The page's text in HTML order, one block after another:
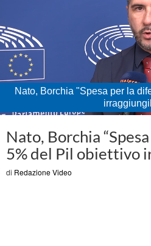
Nato, Borchia "Spesa per la
Unmute Loaded:
Nato, Borchia
5% del Pil obiettivo
di Redazione Video